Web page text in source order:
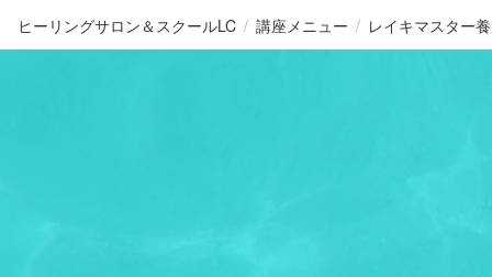
ヒーリングサロン＆スクールLC / 講座メニュー / レイキマスター